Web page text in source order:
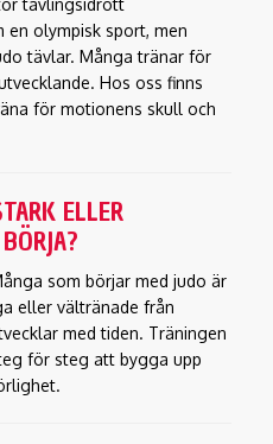
tävlingsidrott
olympisk sport, men
tävlar. Många tränar för
Hos oss finns
för motionens skull och
ELLER
som börjar med judo är
eller vältränade från
med tiden. Träningen
för steg att bygga upp